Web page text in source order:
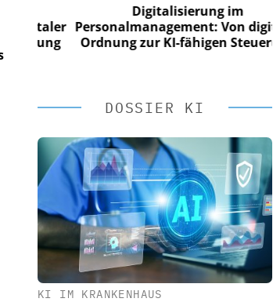
Digitalisierung im
Personalmanagement: Von digitaler
Ordnung zur KI-fähigen Steuerung
DOSSIER KI
KI IM KRANKENHAUS